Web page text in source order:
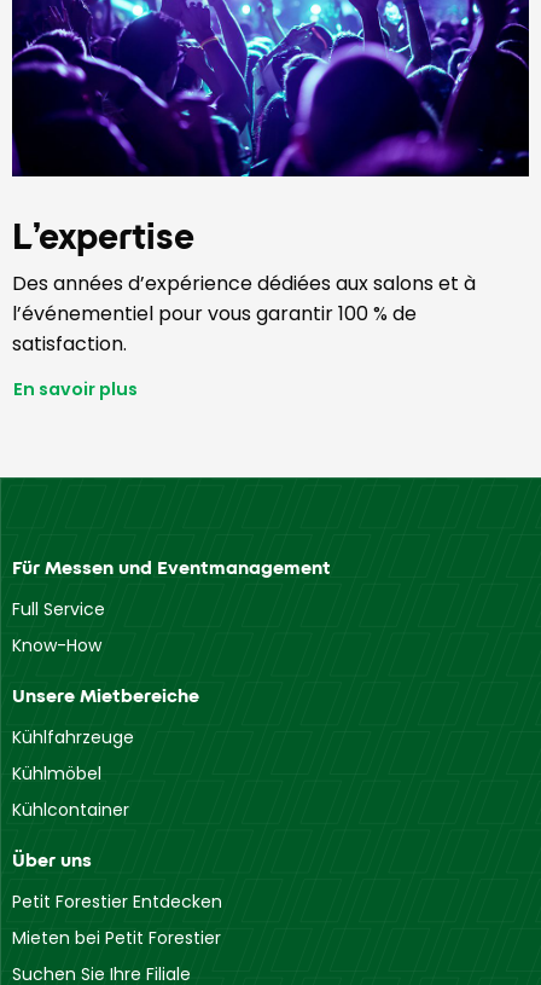
L’expertise
Des années d’expérience dédiées aux salons et à
l’événementiel pour vous garantir 100 % de
satisfaction.
En savoir plus
Für Messen und Eventmanagement
Full Service
Know-How
Unsere Mietbereiche
Kühlfahrzeuge
Kühlmöbel
Kühlcontainer
Über uns
Petit Forestier Entdecken
Mieten bei Petit Forestier
Suchen Sie Ihre Filiale